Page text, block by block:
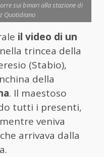
sui binari alla stazione di
Quotidiano
il video di un
trincea della
(Stabio),
della
. Il maestoso
tutti i presenti,
veniva
arrivava dalla